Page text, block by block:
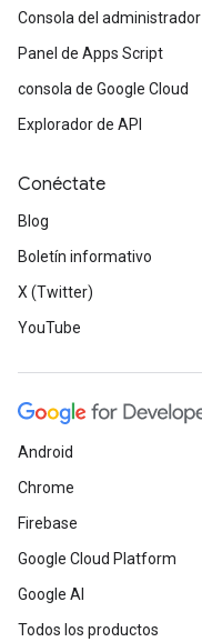
Consola del administrador
Panel de Apps Script
consola de Google Cloud
Explorador de API
Conéctate
Blog
Boletín informativo
X (Twitter)
YouTube
Android
Chrome
Firebase
Google Cloud Platform
Google AI
Todos los productos